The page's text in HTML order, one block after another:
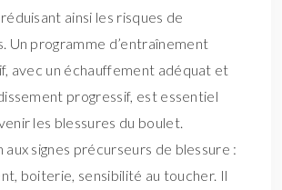
ainsi les risques de
Un programme d’entraînement
avec un échauffement adéquat et
progressif, est essentiel
les blessures du boulet.
signes précurseurs de blessure :
boiterie, sensibilité au toucher. Il